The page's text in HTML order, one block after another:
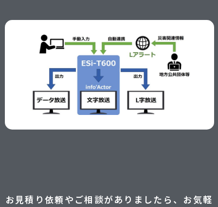
お見積り依頼やご相談がありましたら、お気軽